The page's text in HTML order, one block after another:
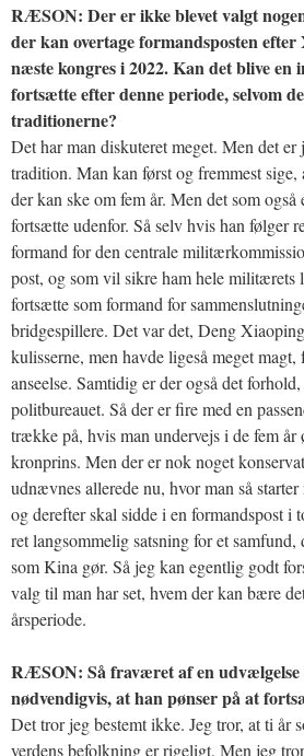
RÆSON: Der er ikke blevet valgt
der kan overtage formandsposten
næste kongres i 2022. Kan det blive en
fortsætte efter denne periode, selvom
traditionerne?
Det har man diskuteret meget. Men det
tradition. Man kan først og fremmest
der kan ske om fem år. Men det som
fortsætte udenfor. Så selv hvis han følger
formand for den centrale
post, og som vil sikre ham hele militærets
fortsætte som formand for
bridgespillere. Det var det, Deng
kulisserne, men havde ligeså meget
anseelse. Samtidig er der også det
politbureauet. Så der er fire med en
trække på, hvis man undervejs i de fem år
kronprins. Men der er nok noget
udnævnes allerede nu, hvor man så
og derefter skal sidde i en formandspost i
ret langsommelig satsning for et
som Kina gør. Så jeg kan egentlig godt
valg til man har set, hvem der kan bære
årsperiode.
RÆSON: Så fraværet af en udvælgelse
nødvendigvis, at han pønser på at
Det tror jeg bestemt ikke. Jeg tror, at ti år
verdens befolkning er rigeligt. Men jeg